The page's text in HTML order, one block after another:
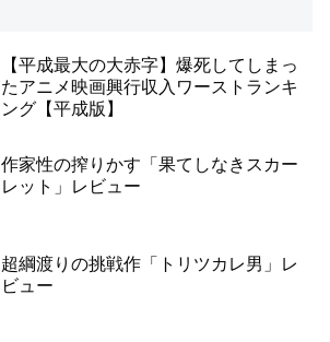
【平成最大の大赤字】爆死してしまっ
たアニメ映画興行収入ワーストランキ
ング【平成版】
作家性の搾りかす「果てしなきスカー
レット」レビュー
超綱渡りの挑戦作「トリツカレ男」レ
ビュー